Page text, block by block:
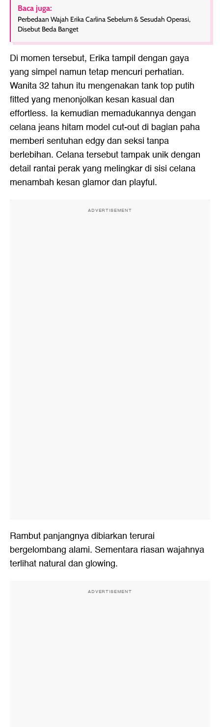
Baca juga:
Perbedaan Wajah Erika Carlina Sebelum & Sesudah Operasi,
Disebut Beda Banget
Di momen tersebut, Erika tampil dengan gaya
yang simpel namun tetap mencuri perhatian.
Wanita 32 tahun itu mengenakan tank top putih
fitted yang menonjolkan kesan kasual dan
effortless. Ia kemudian memadukannya dengan
celana jeans hitam model cut-out di bagian paha
memberi sentuhan edgy dan seksi tanpa
berlebihan. Celana tersebut tampak unik dengan
detail rantai perak yang melingkar di sisi celana
menambah kesan glamor dan playful.
ADVERTISEMENT
Rambut panjangnya dibiarkan terurai
bergelombang alami. Sementara riasan wajahnya
terlihat natural dan glowing.
ADVERTISEMENT